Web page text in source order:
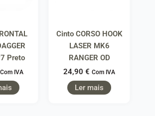
Preto
Com IVA
Cinto CORSO HOOK
LASER MK6
RANGER OD
24,90 € Com IVA
Ler mais